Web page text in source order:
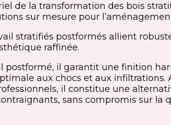
de la transformation des bois
sur mesure pour
stratifiés postformés allient
raffinée.
postformé, il garantit une finition
aux chocs et aux infiltrations.
il constitue une
sans compromis sur la